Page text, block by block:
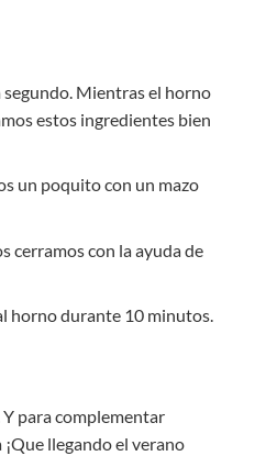
Mientras el horno
estos ingredientes bien
un poquito con un mazo
cerramos con la ayuda de
horno durante 10 minutos.
para complementar
llegando el verano